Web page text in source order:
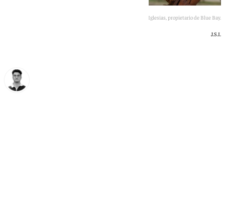
Jamal Satli Iglesias, propietario de Blue Bay.
J.S.I.